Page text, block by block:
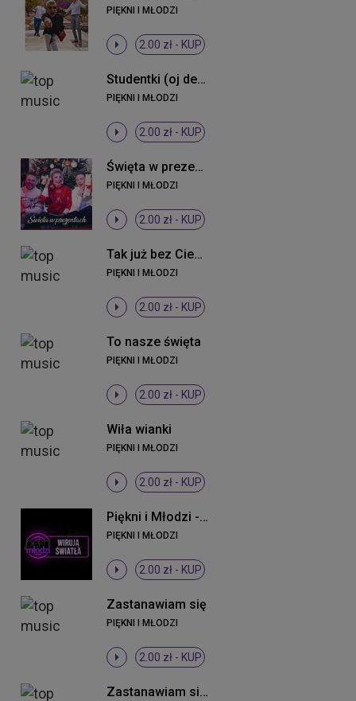
PIĘKNI I MŁODZI
2.00 zł - KUP
Studentki (oj dewki) (Radio Edit)
PIĘKNI I MŁODZI
2.00 zł - KUP
Święta w prezentach ((Original Mix))
PIĘKNI I MŁODZI
2.00 zł - KUP
Tak już bez Ciebie (Radio Edit)
PIĘKNI I MŁODZI
2.00 zł - KUP
To nasze święta
PIĘKNI I MŁODZI
2.00 zł - KUP
Wiła wianki
PIĘKNI I MŁODZI
2.00 zł - KUP
Piękni i Młodzi - Wirują światła (Original Mix)
PIĘKNI I MŁODZI
2.00 zł - KUP
Zastanawiam się
PIĘKNI I MŁODZI
2.00 zł - KUP
Zastanawiam się (DJ Sequence Remix)